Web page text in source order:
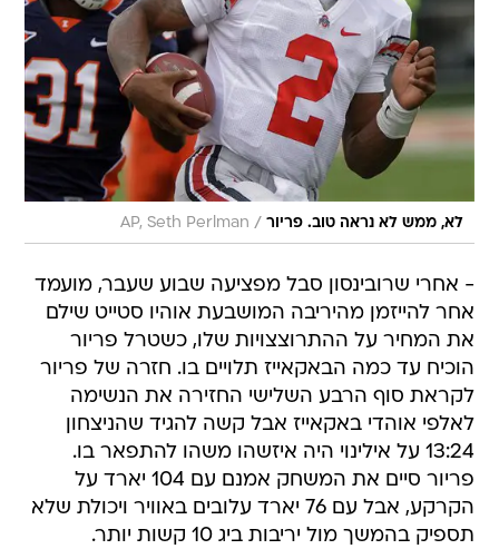
לא, ממש לא נראה טוב. פריור /
AP, Seth Perlman
- אחרי שרובינסון סבל מפציעה שבוע שעבר, מועמד
אחר להייזמן מהיריבה המושבעת אוהיו סטייט שילם
את המחיר על ההתרוצצויות שלו, כשטרל פריור
הוכיח עד כמה הבאקאייז תלויים בו. חזרה של פריור
לקראת סוף הרבע השלישי החזירה את הנשימה
לאלפי אוהדי באקאייז אבל קשה להגיד שהניצחון
13:24 על אילינוי היה איזשהו משהו להתפאר בו.
פריור סיים את המשחק אמנם עם 104 יארד על
הקרקע, אבל עם 76 יארד עלובים באוויר ויכולת שלא
תספיק בהמשך מול יריבות ביג 10 קשות יותר.